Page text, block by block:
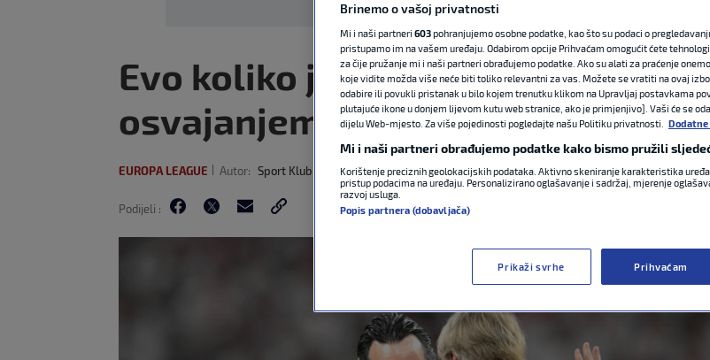
Evo koliko je Aston Villa zaradila
osvajanjem Europa lige
EUROPA LEAGUE Autor: Sport Klub 20. svi 2026 23:11 0 komentara
Podijeli :
Brinemo o vašoj privatnosti
Mi i naši partneri 603pohranjujemo osobne podatke, kao što su podaci o
pristupamo im na vašem uređaju. Odabirom opcije Prihvaćam omogućit ćete
za čije pružanje mi i naši partneri obrađujemo podatke. Ako su alati za praćenje
koje vidite možda više neće biti toliko relevantni za vas. Možete se vratiti na ovaj
odabire ili povukli pristanak u bilo kojem trenutku klikom na Upravljaj postavkama
plutajuće ikone u donjem lijevom kutu web stranice, ako je primjenjivo]. Vaši će se
dijelu Web-mjesto. Za više pojedinosti pogledajte našu Politiku privatnosti.
Mi i naši partneri obrađujemo podatke kako bismo pružili
Korištenje preciznih geolokacijskih podataka. Aktivno skeniranje karakteristika
pristup podacima na uređaju. Personalizirano oglašavanje i sadržaj, mjerenje
razvoj usluga.
Popis partnera (dobavljača)
Prikaži svrhe Prihvaćam